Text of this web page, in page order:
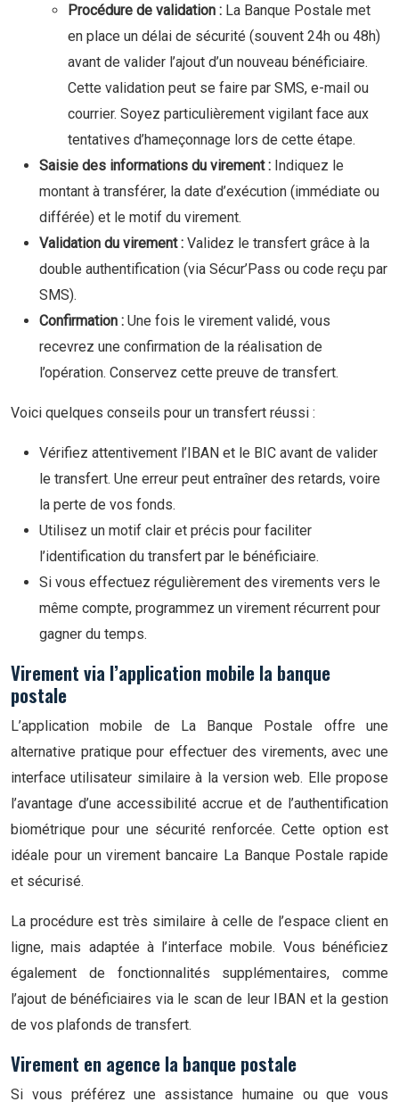
Procédure de validation : La Banque Postale met
en place un délai de sécurité (souvent 24h ou 48h)
avant de valider l’ajout d’un nouveau bénéficiaire.
Cette validation peut se faire par SMS, e-mail ou
courrier. Soyez particulièrement vigilant face aux
tentatives d’hameçonnage lors de cette étape.
Saisie des informations du virement : Indiquez le
montant à transférer, la date d’exécution (immédiate ou
différée) et le motif du virement.
Validation du virement : Validez le transfert grâce à la
double authentification (via Sécur’Pass ou code reçu par
SMS).
Confirmation : Une fois le virement validé, vous
recevrez une confirmation de la réalisation de
l’opération. Conservez cette preuve de transfert.
Voici quelques conseils pour un transfert réussi :
Vérifiez attentivement l’IBAN et le BIC avant de valider
le transfert. Une erreur peut entraîner des retards, voire
la perte de vos fonds.
Utilisez un motif clair et précis pour faciliter
l’identification du transfert par le bénéficiaire.
Si vous effectuez régulièrement des virements vers le
même compte, programmez un virement récurrent pour
gagner du temps.
Virement via l’application mobile la banque
postale
L’application mobile de La Banque Postale offre une
alternative pratique pour effectuer des virements, avec une
interface utilisateur similaire à la version web. Elle propose
l’avantage d’une accessibilité accrue et de l’authentification
biométrique pour une sécurité renforcée. Cette option est
idéale pour un virement bancaire La Banque Postale rapide
et sécurisé.
La procédure est très similaire à celle de l’espace client en
ligne, mais adaptée à l’interface mobile. Vous bénéficiez
également de fonctionnalités supplémentaires, comme
l’ajout de bénéficiaires via le scan de leur IBAN et la gestion
de vos plafonds de transfert.
Virement en agence la banque postale
Si vous préférez une assistance humaine ou que vous